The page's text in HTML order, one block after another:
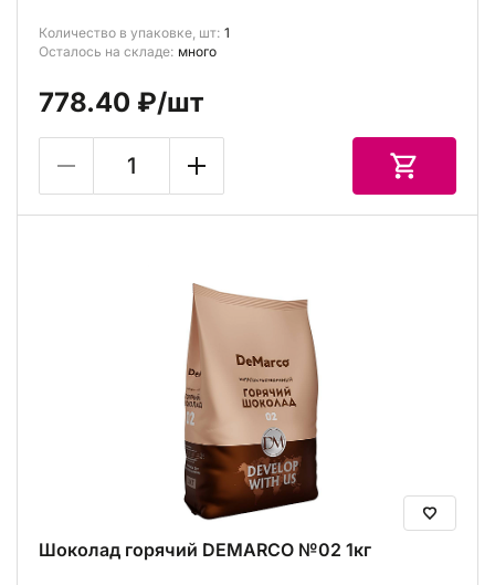
Количество в упаковке, шт: 1
Осталось на складе: много
778.40 ₽/шт
Шоколад горячий DEMARCO №02 1кг